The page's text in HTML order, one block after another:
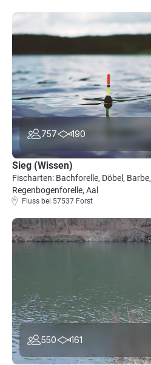
757 190
Sieg (Wissen)
Fischarten: Bachforelle, Döbel, Barbe,
Regenbogenforelle, Aal
Fluss bei 57537 Forst
550 161